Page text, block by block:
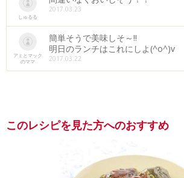
しゅるる
2017.03.23
アミとマック
のママ
簡単そうで美味しそ～!!
明日のランチはこれにしよ(^o^)v
2017.03.22
このレシピを見た方へのおすすめ